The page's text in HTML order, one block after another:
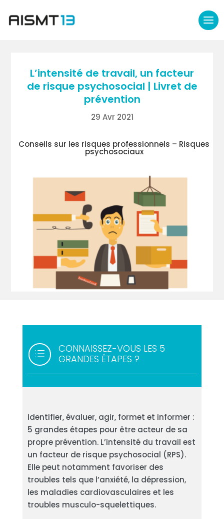
L’intensité de travail, un facteur
de risque psychosocial | Livret de
prévention
29 Avr 2021
Conseils sur les risques professionnels – Risques
psychosociaux
d
CONNAISSEZ-VOUS LES 5
GRANDES ÉTAPES ?
Identifier, évaluer, agir, formet et informer :
5 grandes étapes pour être acteur de sa
propre prévention. L’intensité du travail est
un facteur de risque psychosocial (RPS).
Elle peut notamment favoriser des
troubles tels que l’anxiété, la dépression,
les maladies cardiovasculaires et les
troubles musculo-squelettiques.